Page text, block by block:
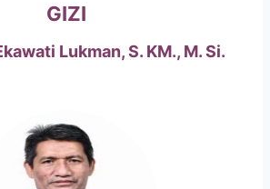
GIZI
Lukman, S. KM., M. Si.